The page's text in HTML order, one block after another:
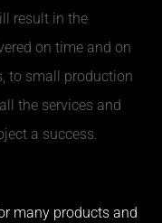
result in the
on time and on
to small production
the services and
a success.
many products and